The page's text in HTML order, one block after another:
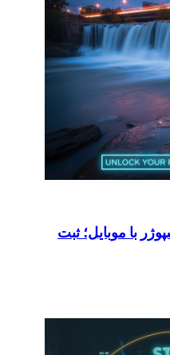
با موبایل؛ ثبت